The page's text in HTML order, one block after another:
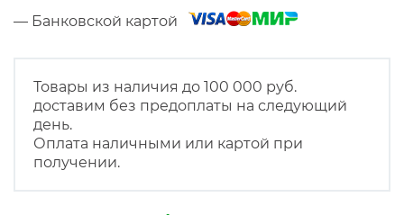
— Банковской картой
Товары из наличия до 100 000 руб.
доставим без предоплаты на следующий
день.
Оплата наличными или картой при
получении.